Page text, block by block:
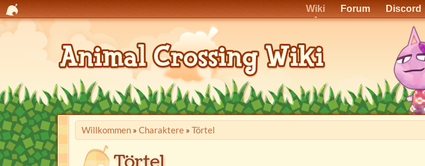
Wiki Forum Discord
Willkommen» Charaktere» Törtel